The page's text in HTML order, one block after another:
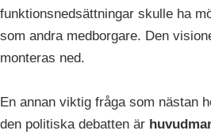
funktionsnedsättningar skulle ha
som andra medborgare. Den
monteras ned.
En annan viktig fråga som nästan
den politiska debatten är